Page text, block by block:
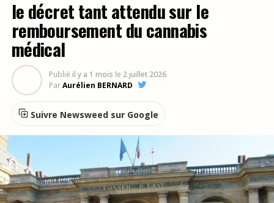
le décret tant attendu sur le
remboursement du cannabis
médical
Publié il y a 1 mois le 2 juillet 2026
ParAurélien BERNARD
Suivre Newsweed sur Google